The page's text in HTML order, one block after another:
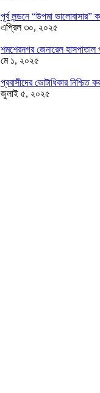
পূর্ব লন্ডনে “উপমা
এপ্রিল ৩০, ২০২৫
শমশেরনগর জেনারেল হাসপাতাল
মে ১, ২০২৫
প্রবাসীদের ভোটাধিকার নিশ্চিত
জুলাই ৫, ২০২৫